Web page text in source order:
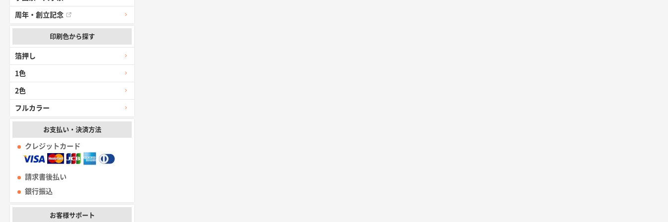
周年・創立記念
印刷色から探す
箔押し
1色
2色
フルカラー
お支払い・決済方法
クレジットカード
請求書後払い
銀行振込
お客様サポート